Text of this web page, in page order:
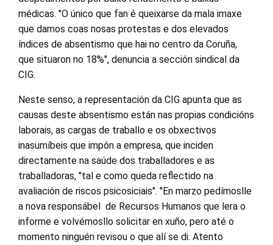
médicas. "O único que fan é queixarse da mala imaxe
que damos coas nosas protestas e dos elevados
índices de absentismo que hai no centro da Coruña,
que situaron no 18%", denuncia a sección sindical da
CIG.
Neste senso, a representación da CIG apunta que as
causas deste absentismo están nas propias condicións
laborais, as cargas de traballo e os obxectivos
inasumíbeis que impón a empresa, que inciden
directamente na saúde dos traballadores e as
traballadoras, "tal e como queda reflectido na
avaliación de riscos psicosiciais". "En marzo pedímoslle
a nova responsábel de Recursos Humanos que lera o
informe e volvémosllo solicitar en xuño, pero até o
momento ninguén revisou o que alí se di. Atento